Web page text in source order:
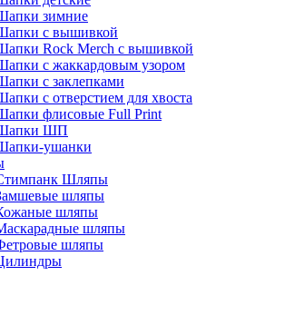
зимние
с вышивкой
Rock Merch с вышивкой
с жаккардовым узором
с заклепками
с отверстием для хвоста
флисовые Full Print
ШП
ушанки
Шляпы
шляпы
шляпы
шляпы
шляпы